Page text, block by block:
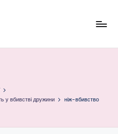
у вбивстві дружини
ніж-вбивство